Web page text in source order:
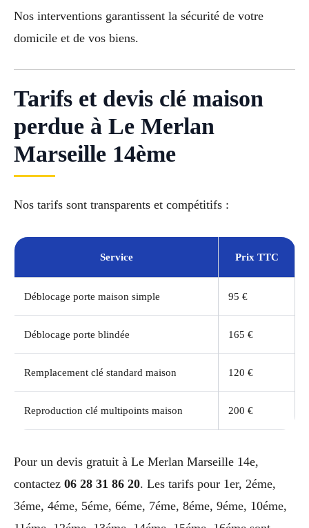
Nos interventions garantissent la sécurité de votre
domicile et de vos biens.
Tarifs et devis clé maison
perdue à Le Merlan
Marseille 14ème
Nos tarifs sont transparents et compétitifs :
Service Prix TTC
Déblocage porte maison simple 95 €
Déblocage porte blindée 165 €
Remplacement clé standard maison 120 €
Reproduction clé multipoints maison 200 €
Pour un devis gratuit à Le Merlan Marseille 14e,
contactez 06 28 31 86 20. Les tarifs pour 1er, 2éme,
3éme, 4éme, 5éme, 6éme, 7éme, 8éme, 9éme, 10éme,